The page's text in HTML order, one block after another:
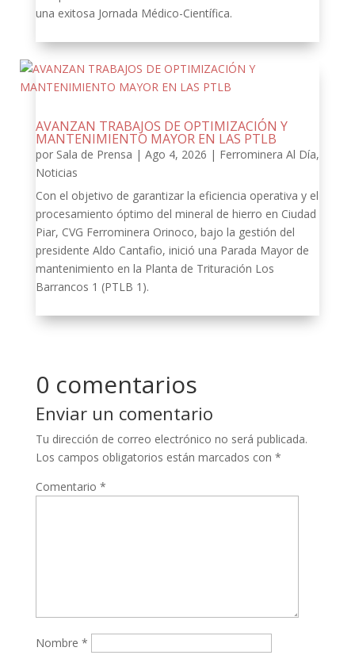
una exitosa Jornada Médico-Científica.
AVANZAN TRABAJOS DE OPTIMIZACIÓN Y
MANTENIMIENTO MAYOR EN LAS PTLB
por Sala de Prensa | Ago 4, 2026 | Ferrominera Al Día,
Noticias
Con el objetivo de garantizar la eficiencia operativa y el
procesamiento óptimo del mineral de hierro en Ciudad
Piar, CVG Ferrominera Orinoco, bajo la gestión del
presidente Aldo Cantafio, inició una Parada Mayor de
mantenimiento en la Planta de Trituración Los
Barrancos 1 (PTLB 1).
0 comentarios
Enviar un comentario
Tu dirección de correo electrónico no será publicada.
Los campos obligatorios están marcados con *
Comentario *
Nombre *